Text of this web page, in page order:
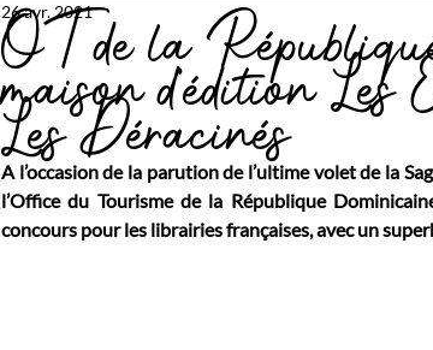
OT de la
maison d’édition
Les Déracinés
26 avr. 2021
A l’occasion de la parution de l’ultime volet de la
l’Office du Tourisme de la République
concours pour les librairies françaises, avec un